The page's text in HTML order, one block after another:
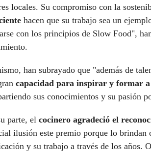
locales. Su compromiso con la
hacen que su trabajo sea un
con los principios de Slow Food",
han subrayado que "además de
capacidad para inspirar y formar a
sus conocimientos y su pasión
parte, el cocinero agradeció el
ilusión este premio porque lo
y su trabajo a través de los años.